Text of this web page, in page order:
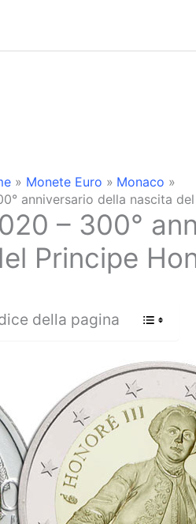
Monete Euro
Monaco
anniversario della nascita
– 300°
Principe
della pagina